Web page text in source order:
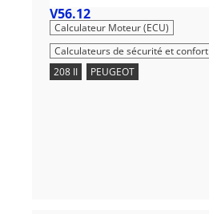
V56.12
Calculateur Moteur (ECU)
Calculateurs de sécurité et confort
208 II
PEUGEOT